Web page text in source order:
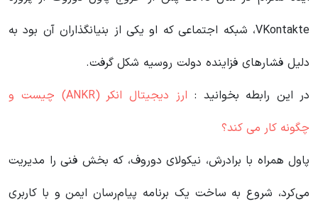
VKontakte، شبکه اجتماعی که او یکی از بنیانگذاران آن بود به
دلیل فشارهای فزاینده دولت روسیه شکل گرفت.
در این رابطه بخوانید‌ :
ارز دیجیتال انکر (ANKR) چیست و
چگونه کار می کند؟
پاول همراه با برادرش، نیکولای دوروف، که بخش فنی را مدیریت
می‌کرد، شروع به ساخت یک برنامه پیام‌رسان ایمن و با کاربری